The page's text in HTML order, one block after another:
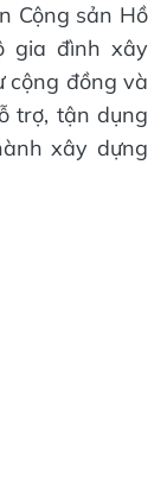
Cộng sản Hồ
gia đình xây
cộng đồng và
trợ, tận dụng
xây dựng